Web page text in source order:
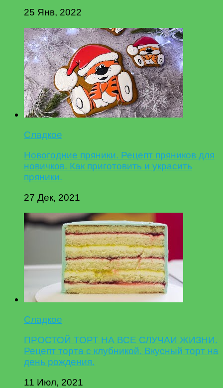
25 Янв, 2022
Сладкое
Новогодние пряники. Рецепт пряников для
новичков. Как приготовить и украсить
пряники.
27 Дек, 2021
Сладкое
ПРОСТОЙ ТОРТ НА ВСЕ СЛУЧАИ ЖИЗНИ.
Рецепт торта с клубникой. Вкусный торт на
день рождения.
11 Июл, 2021